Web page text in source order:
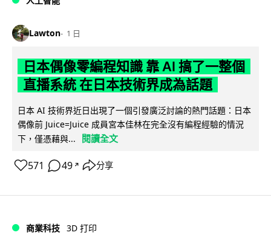
Lawton 1 日
日本偶像零編程知識 靠 AI 搞了一整個
直播系統 在日本技術界成為話題
日本 AI 技術界近日出現了一個引發廣泛討論的熱門話題：日本
偶像前 Juice=Juice 成員宮本佳林在完全沒有編程經驗的情況
下，僅憑藉與...
閱讀全文
571 49 ↗ 分享
商業科技 3D 打印